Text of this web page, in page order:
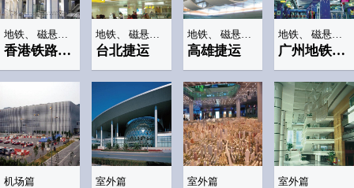
香港铁路(香港站)
地铁、 磁悬浮车站
台北捷运
地铁、 磁悬浮车站
高雄捷运 广州地铁(四号线)
机场篇 室外篇 室外篇 室外篇